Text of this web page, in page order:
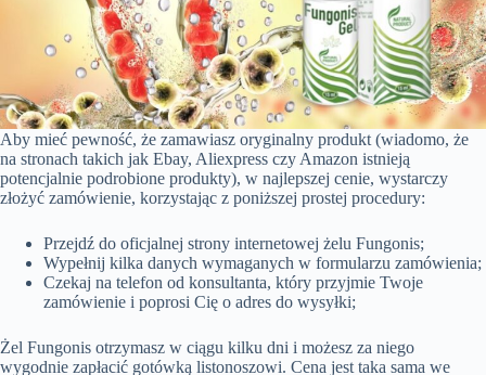
Aby mieć pewność, że zamawiasz oryginalny produkt (wiadomo, że
na stronach takich jak Ebay, Aliexpress czy Amazon istnieją
potencjalnie podrobione produkty), w najlepszej cenie, wystarczy
złożyć zamówienie, korzystając z poniższej prostej procedury:
Przejdź do oficjalnej strony internetowej żelu Fungonis;
Wypełnij kilka danych wymaganych w formularzu zamówienia;
Czekaj na telefon od konsultanta, który przyjmie Twoje
zamówienie i poprosi Cię o adres do wysyłki;
Żel Fungonis otrzymasz w ciągu kilku dni i możesz za niego
wygodnie zapłacić gotówką listonoszowi. Cena jest taka sama we